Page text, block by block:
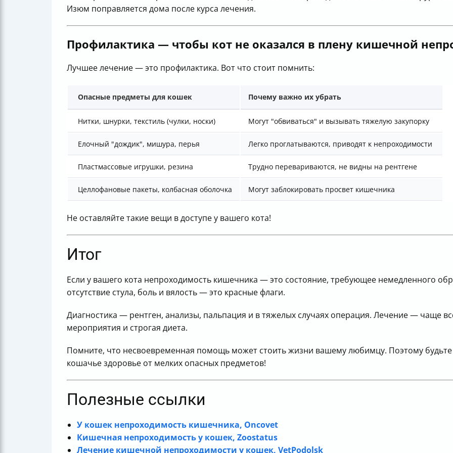
Изюм поправляется дома после курса лечения.
Профилактика — чтобы кот не оказался в плену кишечной
Лучшее лечение — это профилактика. Вот что стоит помнить:
Опасные предметы для кошек Почему важно их убрать
Нитки, шнурки, текстиль (чулки, носки) Могут "обвиваться" и вызывать тяжелую закупорку
Елочный "дождик", мишура, перья Легко проглатываются, приводят к непроходимости
Пластмассовые игрушки, резина Трудно перевариваются, не видны на рентгене
Целлофановые пакеты, колбасная оболочка Могут заблокировать просвет кишечника
Не оставляйте такие вещи в доступе у вашего кота!
Итог
Если у вашего кота непроходимость кишечника — это состояние, требующее немедленного
отсутствие стула, боль и вялость — это красные флаги.
Диагностика — рентген, анализы, пальпация и в тяжелых случаях операция. Лечение — чаще
мероприятия и строгая диета.
Помните, что несвоевременная помощь может стоить жизни вашему любимцу. Поэтому
кошачье здоровье от мелких опасных предметов!
Полезные ссылки
У кошек непроходимость кишечника, Oncovet
Кишечная непроходимость у кошек, Zoostatus
Лечение кишечной непроходимости у кошек, VetPodolsk